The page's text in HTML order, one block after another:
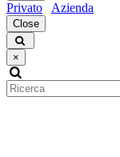
Privato Azienda
Close
×